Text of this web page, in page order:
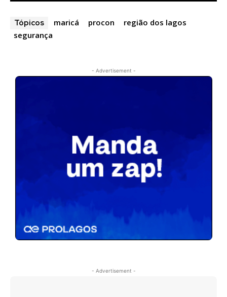
Tópicos maricá procon
região dos lagos
segurança
- Advertisement -
- Advertisement -